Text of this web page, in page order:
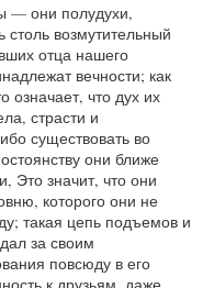
— они полудухи,
возмутительный
отца нашего
вечности; как
означает, что дух их
страсти и
существовать во
они ближе
Это значит, что они
которого они не
такая цепь подъемов и
за своим
повсюду в его
к друзьям, даже